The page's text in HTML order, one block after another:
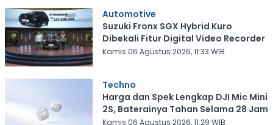
Automotive
Suzuki Fronx SGX Hybrid Kuro
Dibekali Fitur Digital Video Recorder
Kamis 06 Agustus 2026, 11:33 WIB
Techno
Harga dan Spek Lengkap DJI Mic Mini
2S, Baterainya Tahan Selama 28 Jam
Kamis 06 Agustus 2026, 11:29 WIB